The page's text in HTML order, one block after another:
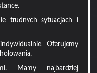
trudnych sytuacjach i
Oferujemy
Mamy najbardziej